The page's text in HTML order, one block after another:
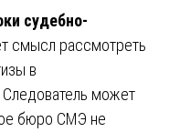
судебно-
смысл рассмотреть
в
может
бюро СМЭ не